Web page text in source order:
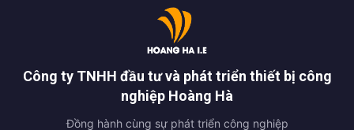
Công ty TNHH đầu tư và phát triển thiết bị công
nghiệp Hoàng Hà
Đồng hành cùng sự phát triển công nghiệp